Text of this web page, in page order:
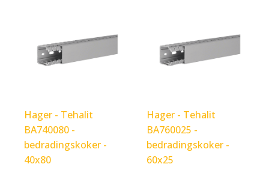
Hager - Tehalit
BA740080 -
bedradingskoker -
40x80
Hager - Tehalit
BA760025 -
bedradingskoker -
60x25